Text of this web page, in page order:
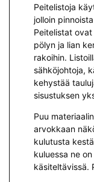
Peitelistoja
jolloin
Peitelistat
pölyn ja lian
rakoihin.
sähköjohtoja,
kehystää
sisustuksen
Puu
arvokkaan
kulutusta
kuluessa ne
käsiteltävissä.